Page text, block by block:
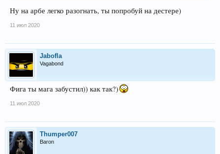
Ну на арбе легко разогнать, ты попробуй на дестере)
11 июл 2020
Jabofla
Vagabond
Фига ты мага забустил)) как так?)
11 июл 2020
Thumper007
Baron